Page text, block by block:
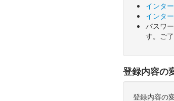
インタ
インタ
パスワ
す。ご
登録内容の
登録内容の